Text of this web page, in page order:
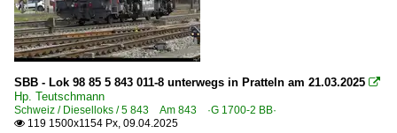
SBB - Lok 98 85 5 843 011-8 unterwegs in Pratteln am 21.03.2025 
Hp. Teutschmann
Schweiz / Dieselloks / 5 843 Am 843 ·G 1700-2 BB·
 119 1500x1154 Px, 09.04.2025